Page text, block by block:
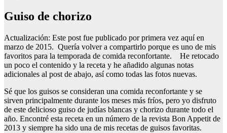
Guiso de chorizo
Actualización: Este post fue publicado por primera vez aquí en
marzo de 2015. Quería volver a compartirlo porque es uno de mis
favoritos para la temporada de comida reconfortante. He retocado
un poco el contenido y la receta y he añadido algunas notas
adicionales al post de abajo, así como todas las fotos nuevas.
Sé que los guisos se consideran una comida reconfortante y se
sirven principalmente durante los meses más fríos, pero yo disfruto
de este delicioso guiso de judías blancas y chorizo durante todo el
año. Encontré esta receta en un número de la revista Bon Appetit de
2013 y siempre ha sido una de mis recetas de guisos favoritas.